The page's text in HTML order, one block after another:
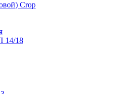
Crop
14/18